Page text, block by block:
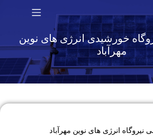
خورشیدی انرژی های نوین
مهرآباد
نیروگاه انرژی های نوین مهرآباد